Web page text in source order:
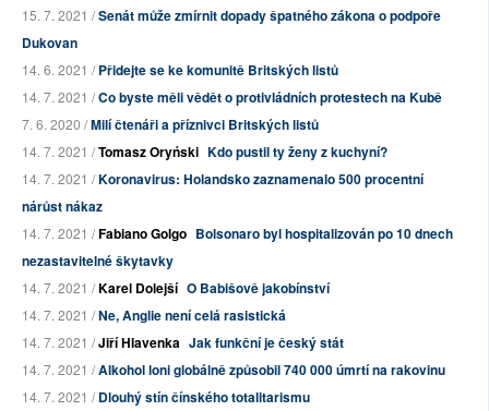
15. 7. 2021 /Senát může zmírnit dopady špatného zákona o podpoře
Dukovan
14. 6. 2021 /Přidejte se ke komunitě Britských listů
14. 7. 2021 /Co byste měli vědět o protivládních protestech na Kubě
7. 6. 2020 /Milí čtenáři a příznivci Britských listů
14. 7. 2021 /Tomasz Oryński Kdo pustil ty ženy z kuchyní?
14. 7. 2021 /Koronavirus: Holandsko zaznamenalo 500 procentní
nárůst nákaz
14. 7. 2021 /Fabiano Golgo Bolsonaro byl hospitalizován po 10 dnech
nezastavitelné škytavky
14. 7. 2021 /Karel Dolejší O Babišově jakobínství
14. 7. 2021 /Ne, Anglie není celá rasistická
14. 7. 2021 /Jiří Hlavenka Jak funkční je český stát
14. 7. 2021 /Alkohol loni globálně způsobil 740 000 úmrtí na rakovinu
14. 7. 2021 /Dlouhý stín čínského totalitarismu